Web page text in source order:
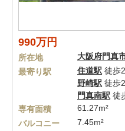
990万円
所在地 大阪府門真
最寄り駅
住道駅 徒歩
野崎駅 徒歩
門真南駅 徒
専有面積
61.27m²
バルコニー
7.45m²